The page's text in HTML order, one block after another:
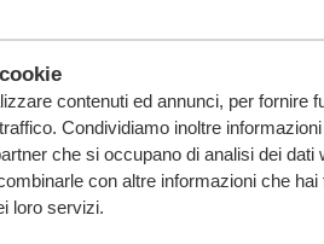
contenuti ed annunci, per fornire
Condividiamo inoltre
che si occupano di analisi dei dati
con altre informazioni che hai
loro servizi.